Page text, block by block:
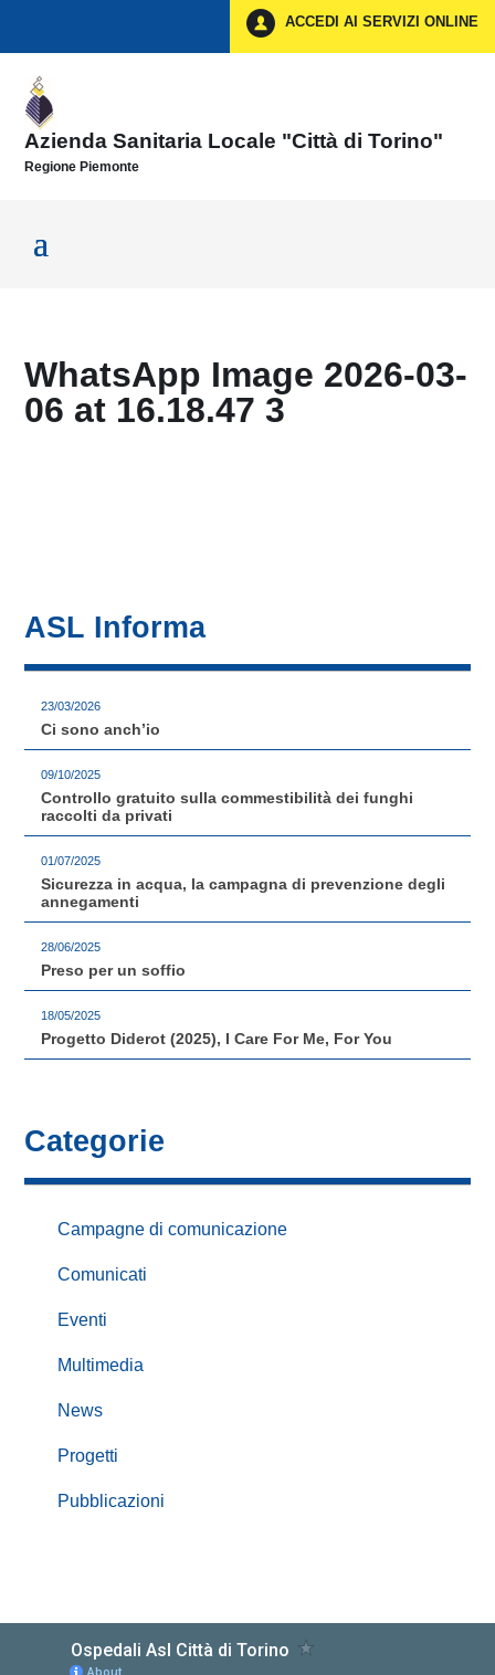
ACCEDI AI SERVIZI ONLINE
Azienda Sanitaria Locale "Città di Torino"
Regione Piemonte
WhatsApp Image 2026-03-
06 at 16.18.47 3
ASL Informa
23/03/2026
Ci sono anch’io
09/10/2025
Controllo gratuito sulla commestibilità dei funghi
raccolti da privati
01/07/2025
Sicurezza in acqua, la campagna di prevenzione degli
annegamenti
28/06/2025
Preso per un soffio
18/05/2025
Progetto Diderot (2025), I Care For Me, For You
Categorie
Campagne di comunicazione
Comunicati
Eventi
Multimedia
News
Progetti
Pubblicazioni